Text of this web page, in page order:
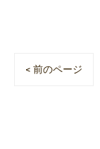
< 前のページ